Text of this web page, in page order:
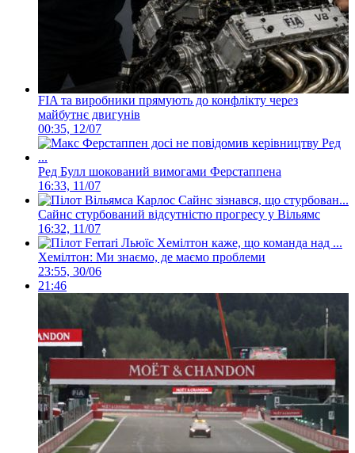
FIA та виробники прямують до конфлікту через
майбутнє двигунів
00:35, 12/07
Ред Булл шокований вимогами Ферстаппена
16:33, 11/07
Сайнс стурбований відсутністю прогресу у Вільямс
16:32, 11/07
Хемілтон: Ми знаємо, де маємо проблеми
23:55, 30/06
21:46